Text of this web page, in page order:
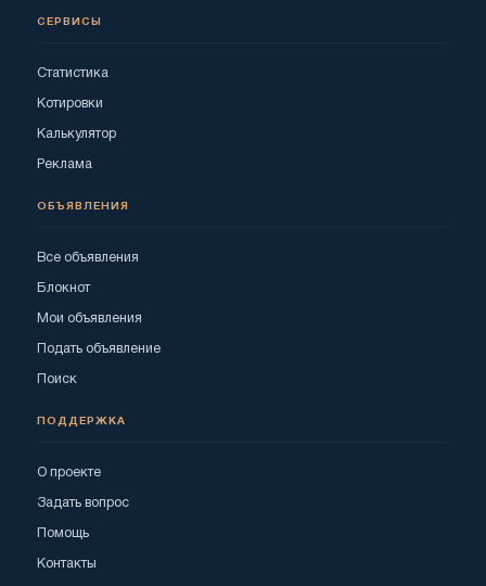
СЕРВИСЫ
Статистика
Котировки
Калькулятор
Реклама
ОБЪЯВЛЕНИЯ
Все объявления
Блокнот
Мои объявления
Подать объявление
Поиск
ПОДДЕРЖКА
О проекте
Задать вопрос
Помощь
Контакты